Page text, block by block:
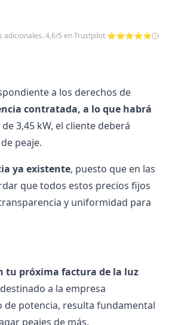
adicionales. 4,6/5 en Trustpilot ⭐⭐⭐⭐⭐
a los derechos de
contratada, a lo que habrá
3,45 kW, el cliente deberá
peaje.
ya existente, puesto que en las
que todos estos precios fijos
y uniformidad para
tu próxima factura de la luz
a la empresa
potencia, resulta fundamental
peajes de más.